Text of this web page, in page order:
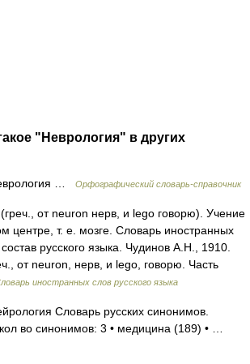
"Неврология" в других
… Орфографический словарь-справочник
от neuron нерв, и lego говорю). Учение
центре, т. е. мозге. Словарь иностранных
русского языка. Чудинов А.Н., 1910.
от neuron, нерв, и lego, говорю. Часть
иностранных слов русского языка
Словарь русских синонимов.
во синонимов: 3 • медицина (189) • …